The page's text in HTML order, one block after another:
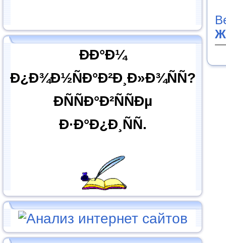
ÐÐ°Ð¼
Ð¿Ð¾Ð½ÑÐ°Ð²Ð¸Ð»Ð¾ÑÑ?
ÐÑÑÐ°Ð²ÑÑÐµ
Ð·Ð°Ð¿Ð¸ÑÑ.